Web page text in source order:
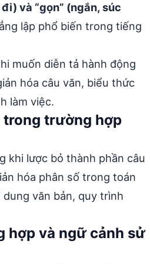
và “gọn” (ngắn, súc
lập phổ biến trong tiếng
muốn diễn tả hành động
hóa câu văn, biểu thức
làm việc.
trong trường hợp
khi lược bỏ thành phần câu
hóa phân số trong toán
văn bản, quy trình
hợp và ngữ cảnh sử